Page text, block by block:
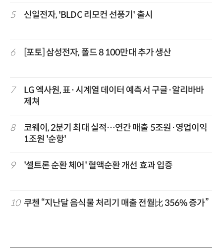
5 신일전자, 'BLDC 리모컨 선풍기' 출시
6 [포토] 삼성전자, 폴드 8 100만대 추가 생산
7
LG 엑사원, 표·시계열 데이터 예측서 구글·알리바바
제쳐
8
코웨이, 2분기 최대 실적…연간 매출 5조원·영업이익
1조원 '순항'
9 '셀트론 순환 체어' 혈액순환 개선 효과 입증
10 쿠첸 “지난달 음식물 처리기 매출 전월比 356% 증가”